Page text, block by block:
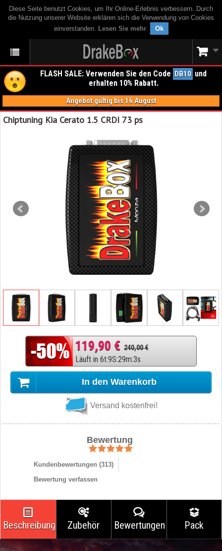
Diese Seite benutzt Cookies, um Ihr Online-Erlebnis verbessern. Durch
die Nutzung unserer Website erklären sich die Verwendung von Cookies
einverstanden. Lesen Sie mehr. Ok
FLASH SALE: Verwenden Sie den Code DB10 und
erhalten 10% Rabatt.
Angebot gültig bis 16 August
Chiptuning Kia Cerato 1.5 CRDI 73 ps
119,90 € 240,00 €
Läuft in 6t:9S:29m:2s
In den Warenkorb
Versand kostenfrei!
Bewertung
Kundenbewertungen (313)
Bewertung verfassen
Beschreibung Zubehör Bewertungen Pack